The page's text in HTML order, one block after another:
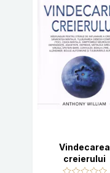
Vindecarea
creierului